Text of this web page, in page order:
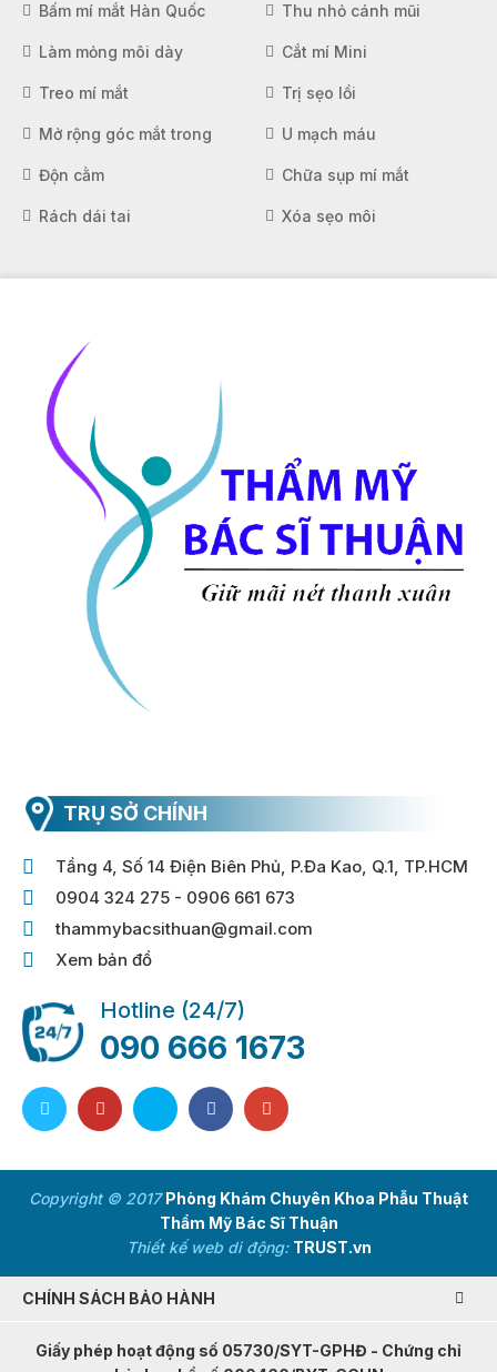
Bấm mí mắt Hàn Quốc Thu nhỏ cánh mũi
Làm mỏng môi dày Cắt mí Mini
Treo mí mắt Trị sẹo lồi
Mở rộng góc mắt trong U mạch máu
Độn cằm Chữa sụp mí mắt
Rách dái tai Xóa sẹo môi
TRỤ SỞ CHÍNH
Tầng 4, Số 14 Điện Biên Phủ, P.Đa Kao, Q.1, TP.HCM
0904 324 275 - 0906 661 673
thammybacsithuan@gmail.com
Xem bản đồ
Hotline (24/7)
090 666 1673
Copyright © 2017Phòng Khám Chuyên Khoa Phẫu Thuật
Thẩm Mỹ Bác Sĩ Thuận
Thiết kế web di động: TRUST.vn
CHÍNH SÁCH BẢO HÀNH
Giấy phép hoạt động số 05730/SYT-GPHĐ - Chứng chỉ